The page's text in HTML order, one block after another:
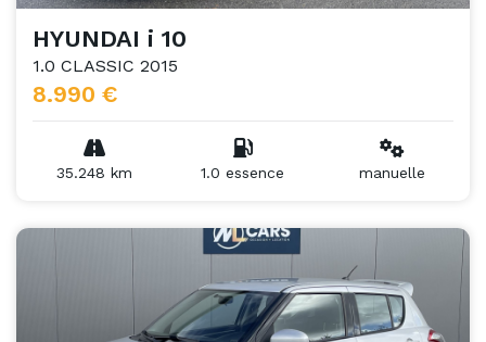
HYUNDAI i 10
1.0 CLASSIC 2015
8.990 €
35.248 km 1.0 essence manuelle